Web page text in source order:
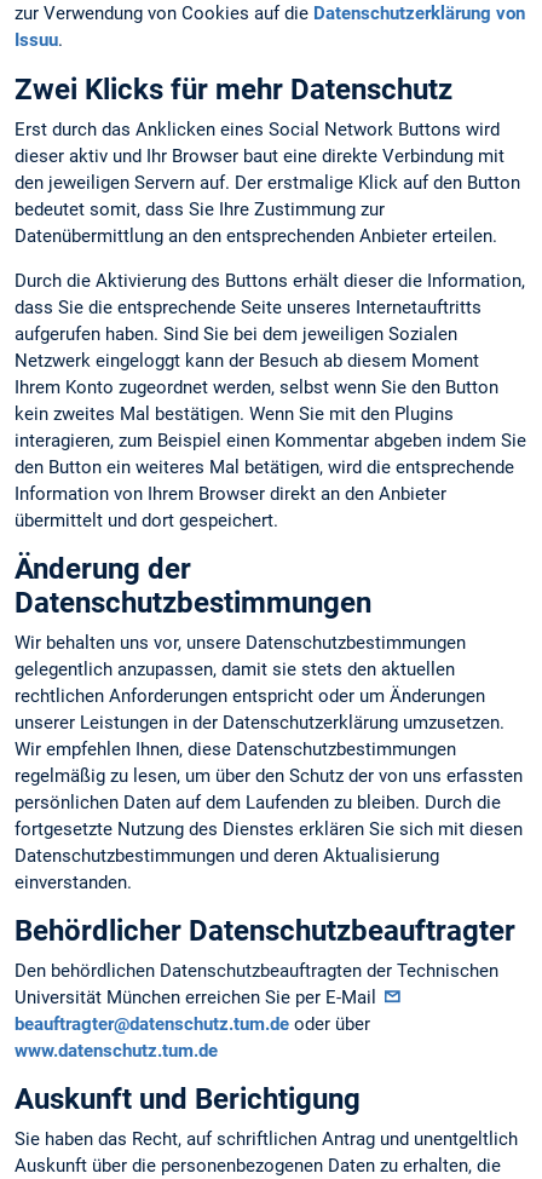
zur Verwendung von Cookies auf die Datenschutzerklärung von
Issuu.
Zwei Klicks für mehr Datenschutz
Erst durch das Anklicken eines Social Network Buttons wird
dieser aktiv und Ihr Browser baut eine direkte Verbindung mit
den jeweiligen Servern auf. Der erstmalige Klick auf den Button
bedeutet somit, dass Sie Ihre Zustimmung zur
Datenübermittlung an den entsprechenden Anbieter erteilen.
Durch die Aktivierung des Buttons erhält dieser die Information,
dass Sie die entsprechende Seite unseres Internetauftritts
aufgerufen haben. Sind Sie bei dem jeweiligen Sozialen
Netzwerk eingeloggt kann der Besuch ab diesem Moment
Ihrem Konto zugeordnet werden, selbst wenn Sie den Button
kein zweites Mal bestätigen. Wenn Sie mit den Plugins
interagieren, zum Beispiel einen Kommentar abgeben indem Sie
den Button ein weiteres Mal betätigen, wird die entsprechende
Information von Ihrem Browser direkt an den Anbieter
übermittelt und dort gespeichert.
Änderung der
Datenschutzbestimmungen
Wir behalten uns vor, unsere Datenschutzbestimmungen
gelegentlich anzupassen, damit sie stets den aktuellen
rechtlichen Anforderungen entspricht oder um Änderungen
unserer Leistungen in der Datenschutzerklärung umzusetzen.
Wir empfehlen Ihnen, diese Datenschutzbestimmungen
regelmäßig zu lesen, um über den Schutz der von uns erfassten
persönlichen Daten auf dem Laufenden zu bleiben. Durch die
fortgesetzte Nutzung des Dienstes erklären Sie sich mit diesen
Datenschutzbestimmungen und deren Aktualisierung
einverstanden.
Behördlicher Datenschutzbeauftragter
Den behördlichen Datenschutzbeauftragten der Technischen
Universität München erreichen Sie per E-Mail
beauftragter@datenschutz.tum.de oder über
www.datenschutz.tum.de
Auskunft und Berichtigung
Sie haben das Recht, auf schriftlichen Antrag und unentgeltlich
Auskunft über die personen­bezogenen Daten zu erhalten, die